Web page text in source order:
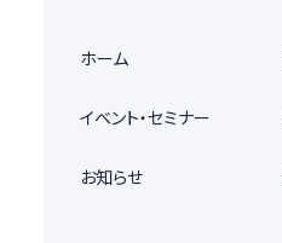
ホーム
イベント・セミナー
お知らせ